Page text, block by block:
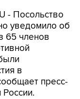
- Посольство
уведомило об
65 членов
в
пресс-